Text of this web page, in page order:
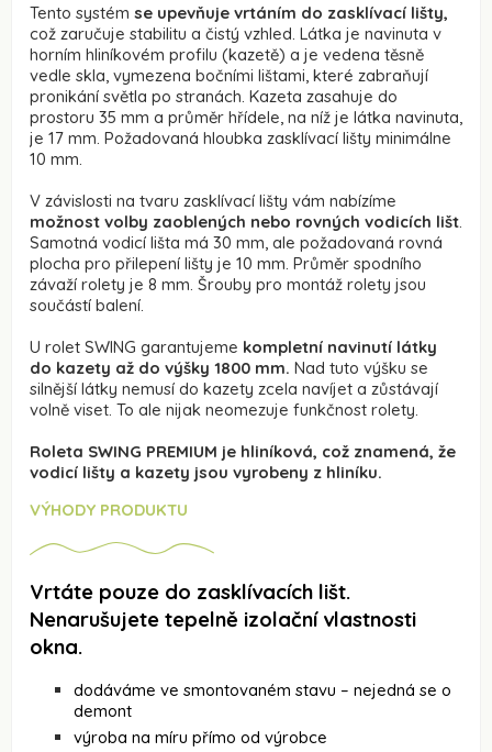
Tento systém se upevňuje vrtáním do zasklívací lišty,
což zaručuje stabilitu a čistý vzhled. Látka je navinuta v
horním hliníkovém profilu (kazetě) a je vedena těsně
vedle skla, vymezena bočními lištami, které zabraňují
pronikání světla po stranách. Kazeta zasahuje do
prostoru 35 mm a průměr hřídele, na níž je látka navinuta,
je 17 mm. Požadovaná hloubka zasklívací lišty minimálne
10 mm.
V závislosti na tvaru zasklívací lišty vám nabízíme
možnost volby zaoblených nebo rovných vodicích lišt.
Samotná vodicí lišta má 30 mm, ale požadovaná rovná
plocha pro přilepení lišty je 10 mm. Průměr spodního
závaží rolety je 8 mm. Šrouby pro montáž rolety jsou
součástí balení.
U rolet SWING garantujeme kompletní navinutí látky
do kazety až do výšky 1800 mm. Nad tuto výšku se
silnější látky nemusí do kazety zcela navíjet a zůstávají
volně viset. To ale nijak neomezuje funkčnost rolety.
Roleta SWING PREMIUM je hliníková, což znamená, že
vodicí lišty a kazety jsou vyrobeny z hliníku.
VÝHODY PRODUKTU
Vrtáte pouze do zasklívacích lišt.
Nenarušujete tepelně izolační vlastnosti
okna.
dodáváme ve smontovaném stavu – nejedná se o
demont
výroba na míru přímo od výrobce